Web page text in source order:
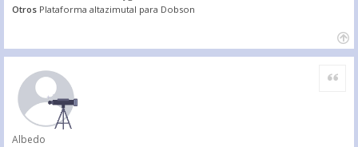
Otros Plataforma altazimutal para Dobson
Albedo
Citar